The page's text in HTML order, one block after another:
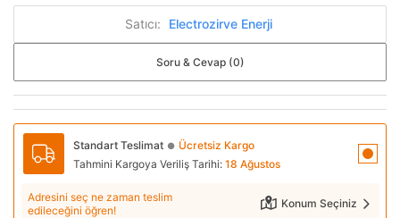
Satıcı: Electrozirve Enerji
Soru & Cevap (0)
Standart Teslimat ● Ücretsiz Kargo
Tahmini Kargoya Veriliş Tarihi: 18 Ağustos
Adresini seç ne zaman teslim
edileceğini öğren!
Konum Seçiniz